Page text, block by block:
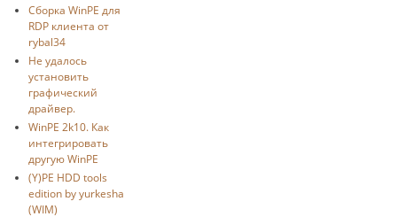
Cборка WinPE для
RDP клиента от
rybal34
Не удалось
установить
графический
драйвер.
WinPE 2k10. Как
интегрировать
другую WinPE
(Y)PE HDD tools
edition by yurkesha
(WIM)